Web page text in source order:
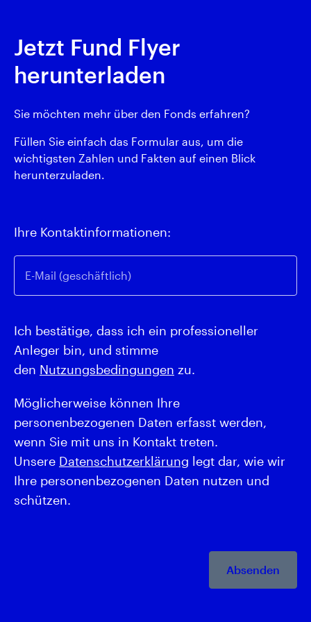
Jetzt Fund Flyer
herunterladen
Sie möchten mehr über den Fonds erfahren?
Füllen Sie einfach das Formular aus, um die
wichtigsten Zahlen und Fakten auf einen Blick
herunterzuladen.
Ihre Kontaktinformationen:
E-Mail (geschäftlich)
Ich bestätige, dass ich ein professioneller
Anleger bin, und stimme
den Nutzungsbedingungen zu.
Möglicherweise können Ihre
personenbezogenen Daten erfasst werden,
wenn Sie mit uns in Kontakt treten.
Unsere Datenschutzerklärung legt dar, wie wir
Ihre personenbezogenen Daten nutzen und
schützen.
Absenden